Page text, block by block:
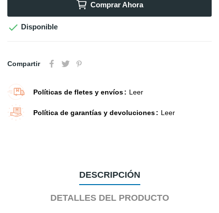
Comprar Ahora
 Disponible
Compartir
Políticas de fletes y envíos Leer
Política de garantías y devoluciones Leer
DESCRIPCIÓN
DETALLES DEL PRODUCTO